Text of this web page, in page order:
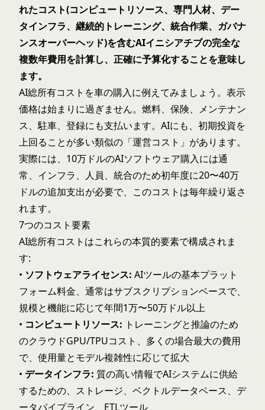
れたコスト(コンピュートリソース、専門人材、デー
タインフラ、継続的トレーニング、統合作業、ガバナ
ンスオーバーヘッド)を含むAIイニシアチブの完全な
複数年費用を計算し、正確に予算化することを意味し
ます。
AI総所有コストを車の購入に例えてみましょう。表示
価格は始まりに過ぎません。燃料、保険、メンテナン
ス、駐車、登録にも支払います。AIにも、初期投資を
上回ることが多い類似の「運営コスト」があります。
実際には、10万ドルのAIソフトウェア購入には通
常、インフラ、人員、統合のため初年度に20〜40万
ドルの追加支出が必要で、このコストは毎年繰り返さ
れます。
7つのコスト要素
AI総所有コストはこれらの本質的要素で構成されま
す:
• ソフトウェアライセンス: AIツールの基本プラット
フォーム料金、通常はサブスクリプションベースで、
規模と機能に応じて年間1万〜50万ドル以上
• コンピュートリソース: トレーニングと推論のため
のクラウドGPU/TPUコスト、多くの場合最大の費用
で、使用量とモデル複雑性に応じて拡大
• データインフラ: 質の高い情報でAIシステムに供給
するための、ストレージ、 ベクトルデータベース、デ
ータパイプライン、ETLツール